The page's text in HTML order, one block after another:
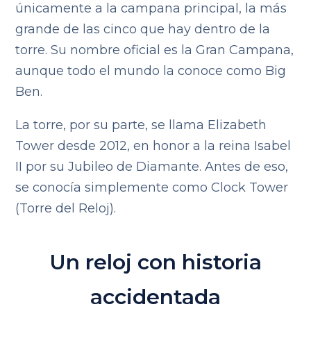
únicamente a la campana principal, la más
grande de las cinco que hay dentro de la
torre. Su nombre oficial es la Gran Campana,
aunque todo el mundo la conoce como Big
Ben.
La torre, por su parte, se llama Elizabeth
Tower desde 2012, en honor a la reina Isabel
II por su Jubileo de Diamante. Antes de eso,
se conocía simplemente como Clock Tower
(Torre del Reloj).
Un reloj con historia
accidentada